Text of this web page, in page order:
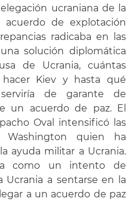
ucraniana de la
de explotación
radicaba en las
solución diplomática
de Ucrania, cuántas
Kiev y hasta qué
de garante de
un acuerdo de paz. El
Oval intensificó las
quien ha
ayuda militar a Ucrania.
como un intento de
Ucrania a sentarse en la
a un acuerdo de paz